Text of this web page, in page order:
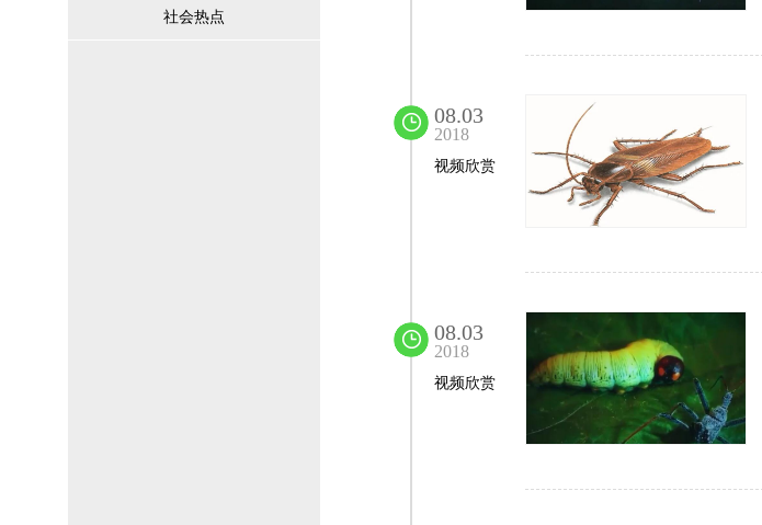
社会热点
08.03
2018
视频欣赏
08.03
2018
视频欣赏